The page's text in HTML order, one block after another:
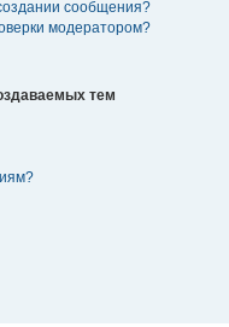
сообщения?
модератором?
тем